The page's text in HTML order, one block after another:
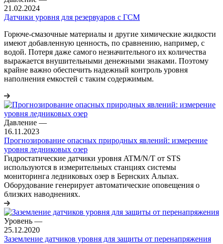
21.02.2024
Датчики уровня для резервуаров с ГСМ
Горюче-смазочные материалы и другие химические жидкости
имеют добавленную ценность, по сравнению, например, с
водой. Потеря даже самого незначительного их количества
выражается внушительными денежными знаками. Поэтому
крайне важно обеспечить надежный контроль уровня
наполнения емкостей с таким содержимым.
Давление —
16.11.2023
Прогнозирование опасных природных явлений: измерение
уровня ледниковых озер
Гидростатические датчики уровня ATM/N/T от STS
используются в измерительных станциях системы
мониторинга ледниковых озер в Бернских Альпах.
Оборудование генерирует автоматические оповещения о
близких наводнениях.
Уровень —
25.12.2020
Заземление датчиков уровня для защиты от перенапряжения